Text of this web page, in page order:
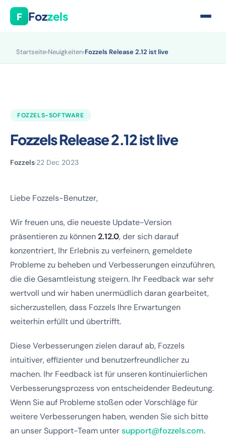
F Fozzels
Startseite›Neuigkeiten›Fozzels Release 2.12 ist live
FOZZELS-SOFTWARE
Fozzels Release 2.12 ist live
Fozzels·22 Dec 2023
Liebe Fozzels-Benutzer,
Wir freuen uns, die neueste Update-Version
präsentieren zu können2.12.0, der sich darauf
konzentriert, Ihr Erlebnis zu verfeinern, gemeldete
Probleme zu beheben und Verbesserungen einzuführen,
die die Gesamtleistung steigern. Ihr Feedback war sehr
wertvoll und wir haben unermüdlich daran gearbeitet,
sicherzustellen, dass Fozzels Ihre Erwartungen
weiterhin erfüllt und übertrifft.
Diese Verbesserungen zielen darauf ab, Fozzels
intuitiver, effizienter und benutzerfreundlicher zu
machen. Ihr Feedback ist für unseren kontinuierlichen
Verbesserungsprozess von entscheidender Bedeutung.
Wenn Sie auf Probleme stoßen oder Vorschläge für
weitere Verbesserungen haben, wenden Sie sich bitte
an unser Support-Team untersupport@fozzels.com.